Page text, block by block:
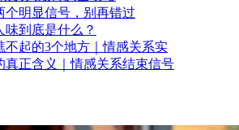
个明显信号，别再错过
味到底是什么？
不起的3个地方｜情感关系实
真正含义｜情感关系结束信号